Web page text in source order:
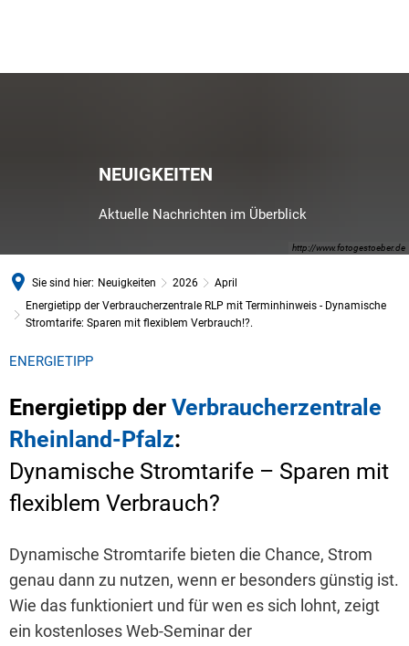
http://www.fotogestoeber.de
NEUIGKEITEN
Aktuelle Nachrichten im Überblick
Sie sind hier: Neuigkeiten 2026
April
Energietipp der Verbraucherzentrale RLP mit Terminhinweis - Dynamische
Stromtarife: Sparen mit flexiblem Verbrauch!?.
ENERGIETIPP
Energietipp der Verbraucherzentrale
Rheinland-Pfalz:
Dynamische Stromtarife – Sparen mit
flexiblem Verbrauch?
Dynamische Stromtarife bieten die Chance, Strom
genau dann zu nutzen, wenn er besonders günstig ist.
Wie das funktioniert und für wen es sich lohnt, zeigt
ein kostenloses Web-Seminar der